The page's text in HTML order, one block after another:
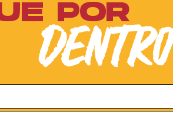
POR
DENTRO